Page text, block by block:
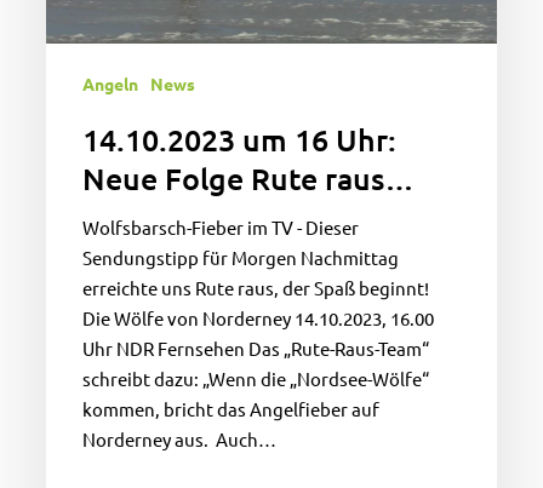
Angeln News
14.10.2023 um 16 Uhr:
Neue Folge Rute raus…
Wolfsbarsch-Fieber im TV - Dieser
Sendungstipp für Morgen Nachmittag
erreichte uns Rute raus, der Spaß beginnt!
Die Wölfe von Norderney 14.10.2023, 16.00
Uhr NDR Fernsehen Das „Rute-Raus-Team“
schreibt dazu: „Wenn die „Nordsee-Wölfe“
kommen, bricht das Angelfieber auf
Norderney aus. Auch…